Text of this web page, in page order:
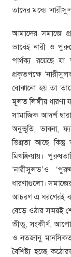
তাদের মধ্যে
আমাদের সমাজে
ভাবেই নারী ও
পার্থক্য রয়েছে
প্রকৃতপক্ষে
বোঝানো হয় তা
মূলত লিঙ্গীয় ধারণা
সামাজিক আদর্শ
অনুভূতি, ভাবনা,
ভিন্নতা আছে
মিথষ্ক্রিয়ায়।
‘নারীসুলভ’ও
ধারণাগুলো।
আচরণ এ ধরণেরই
বেড়ে ওঠার সময়ই
ভীতু, সংকীর্ণ,
ও নতজানু
বৈশিষ্ট্য হচ্ছে